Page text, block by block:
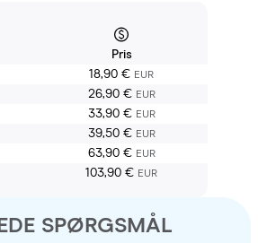
Pris
18,90 € EUR
26,90 € EUR
33,90 € EUR
39,50 € EUR
63,90 € EUR
103,90 € EUR
SPØRGSMÅL